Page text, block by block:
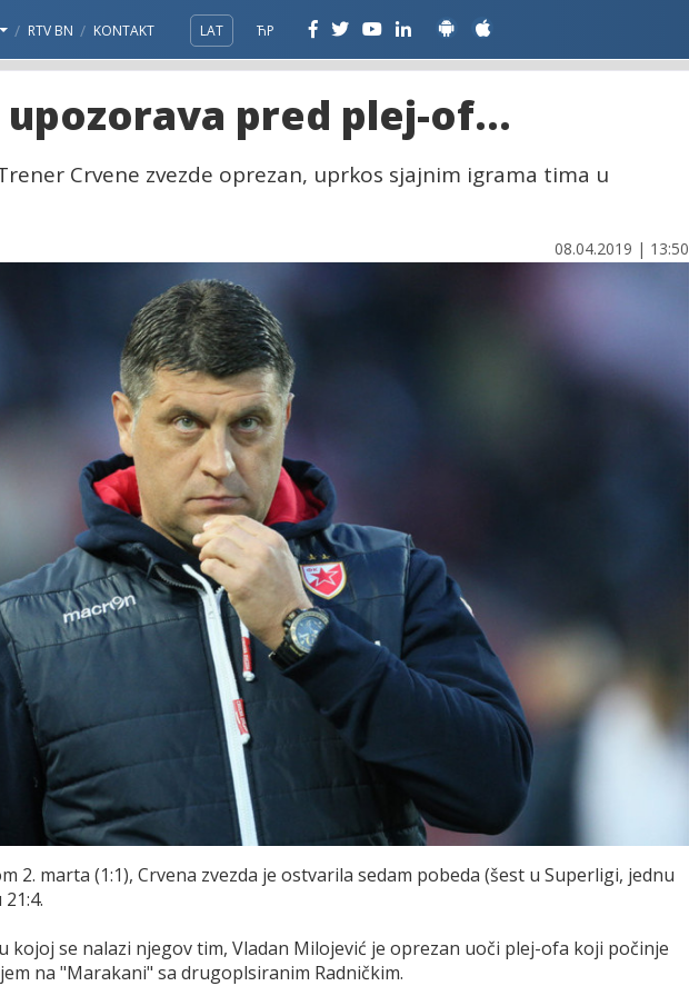
RTV BN KONTAKT LAT ЋР
pred plej-of...
Crvene zvezde oprezan, uprkos sjajnim igrama tima u
08.04.2019 | 13:50
2. marta (1:1), Crvena zvezda je ostvarila sedam pobeda (šest u Superligi, jednu
kojoj se nalazi njegov tim, Vladan Milojević je oprezan uoči plej-ofa koji počinje
na "Marakani" sa drugoplsiranim Radničkim.